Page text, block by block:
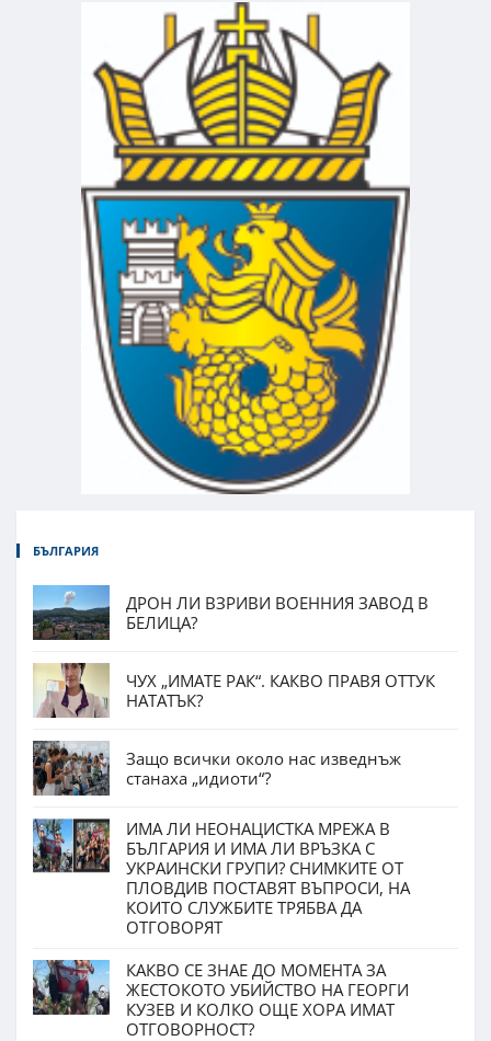
БЪЛГАРИЯ
ДРОН ЛИ ВЗРИВИ ВОЕННИЯ ЗАВОД В
БЕЛИЦА?
ЧУХ „ИМАТЕ РАК“. КАКВО ПРАВЯ ОТТУК
НАТАТЪК?
Защо всички около нас изведнъж
станаха „идиоти“?
ИМА ЛИ НЕОНАЦИСТКА МРЕЖА В
БЪЛГАРИЯ И ИМА ЛИ ВРЪЗКА С
УКРАИНСКИ ГРУПИ? СНИМКИТЕ ОТ
ПЛОВДИВ ПОСТАВЯТ ВЪПРОСИ, НА
КОИТО СЛУЖБИТЕ ТРЯБВА ДА
ОТГОВОРЯТ
КАКВО СЕ ЗНАЕ ДО МОМЕНТА ЗА
ЖЕСТОКОТО УБИЙСТВО НА ГЕОРГИ
КУЗЕВ И КОЛКО ОЩЕ ХОРА ИМАТ
ОТГОВОРНОСТ?